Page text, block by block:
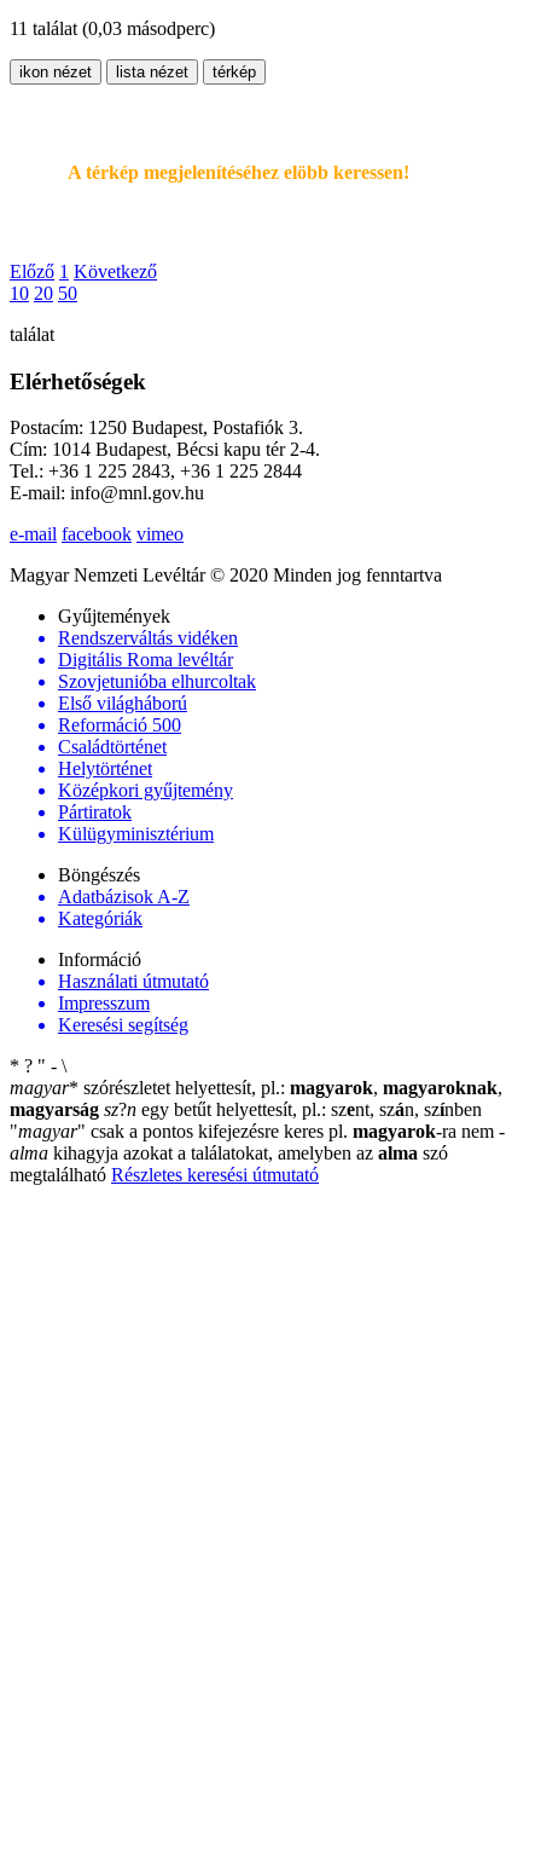
11 találat (0,03 másodperc)
ikon nézet lista nézet térkép
A térkép megjelenítéséhez elöbb keressen!
Előző 1 Következő
10 20 50
találat
Elérhetőségek
Postacím: 1250 Budapest, Postafiók 3.
Cím: 1014 Budapest, Bécsi kapu tér 2-4.
Tel.: +36 1 225 2843, +36 1 225 2844
E-mail: info@mnl.gov.hu
e-mail facebook vimeo
Magyar Nemzeti Levéltár © 2020 Minden jog fenntartva
Gyűjtemények
Rendszerváltás vidéken
Digitális Roma levéltár
Szovjetunióba elhurcoltak
Első világháború
Reformáció 500
Családtörténet
Helytörténet
Középkori gyűjtemény
Pártiratok
Külügyminisztérium
Böngészés
Adatbázisok A-Z
Kategóriák
Információ
Használati útmutató
Impresszum
Keresési segítség
* ? " - \
magyar* szórészletet helyettesít, pl.: magyarok, magyaroknak,
magyarság sz?n egy betűt helyettesít, pl.: szent, szán, színben
"magyar" csak a pontos kifejezésre keres pl. magyarok-ra nem -
alma kihagyja azokat a találatokat, amelyben az alma szó
megtalálható Részletes keresési útmutató